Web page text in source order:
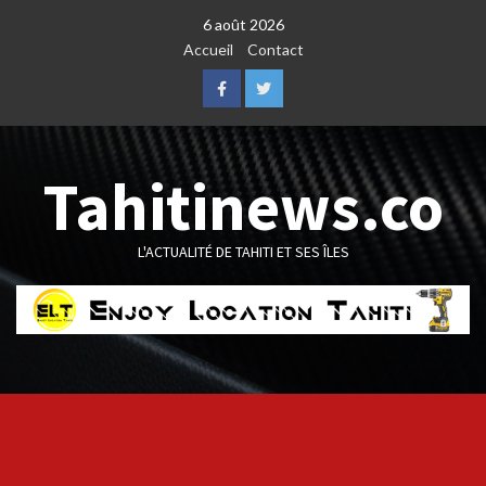
6 août 2026
Accueil
Contact
FacebookTwitter
Tahitinews.co
L'ACTUALITÉ DE TAHITI ET SES ÎLES